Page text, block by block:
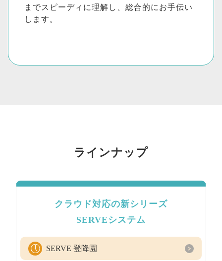
までスピーディに理解し、総合的にお手伝い
します。
ラインナップ
クラウド対応の新シリーズ
SERVEシステム
SERVE 登降園